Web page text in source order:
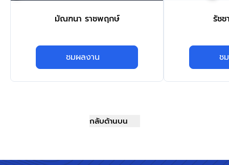
มัณฑนา ราชพฤกษ์
ชมผลงาน
รัช
ช
กลับด้านบน